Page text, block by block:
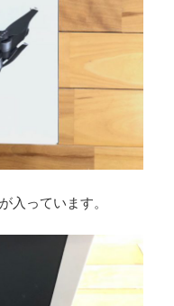
っています。